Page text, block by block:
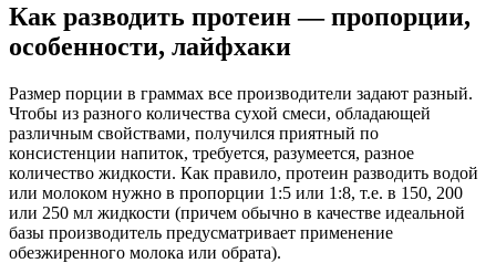
Как разводить протеин — пропорции,
особенности, лайфхаки
Размер порции в граммах все производители задают разный.
Чтобы из разного количества сухой смеси, обладающей
различным свойствами, получился приятный по
консистенции напиток, требуется, разумеется, разное
количество жидкости. Как правило, протеин разводить водой
или молоком нужно в пропорции 1:5 или 1:8, т.е. в 150, 200
или 250 мл жидкости (причем обычно в качестве идеальной
базы производитель предусматривает применение
обезжиренного молока или обрата).